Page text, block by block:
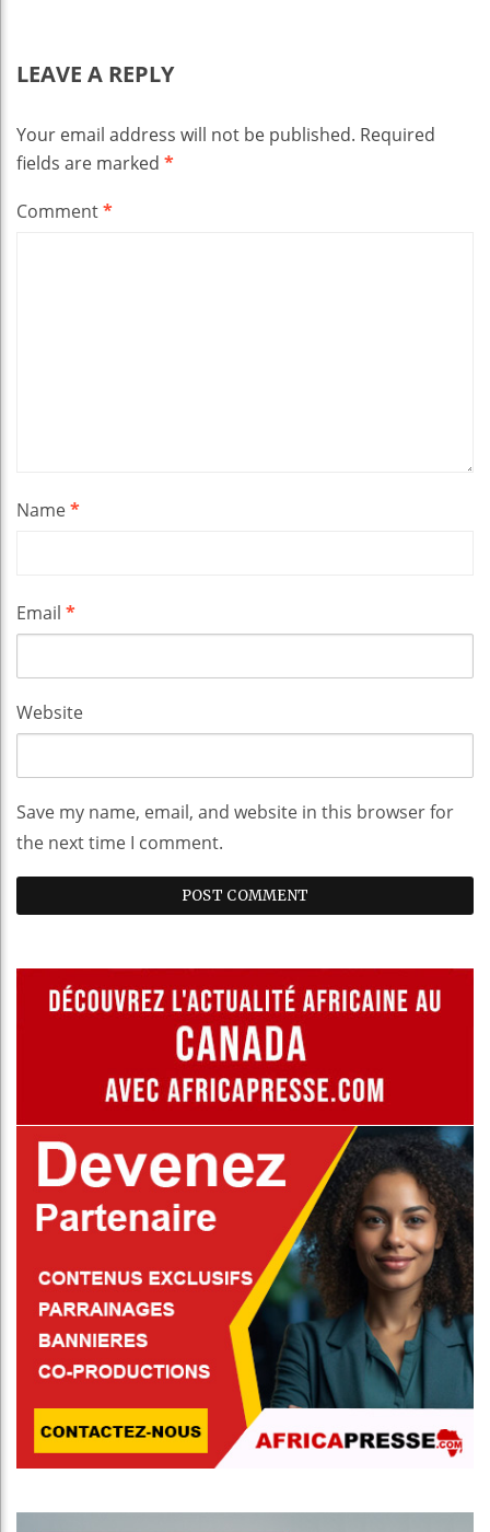
LEAVE A REPLY
Your email address will not be published. Required
fields are marked *
Comment*
Name*
Email *
Website
Save my name, email, and website in this browser for
the next time I comment.